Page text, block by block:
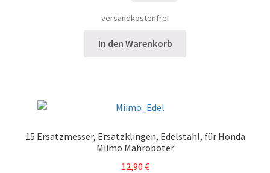
war:
versandkostenfrei
In den Warenkorb
15 Ersatzmesser, Ersatzklingen, Edelstahl, für Honda
Miimo Mähroboter
12,90 €